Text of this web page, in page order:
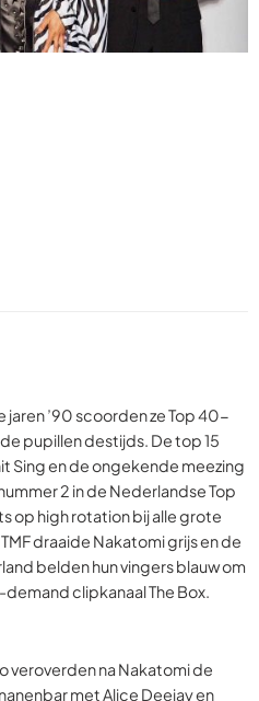
’90 scoorden ze Top 40-
pupillen destijds. De top 15
Sing en de ongekende meezing
2 in de Nederlandse Top
op high rotation bij alle grote
draaide Nakatomi grijs en de
belden hun vingers blauw om
clipkanaal The Box.
veroverden na Nakatomi de
met Alice Deejay en